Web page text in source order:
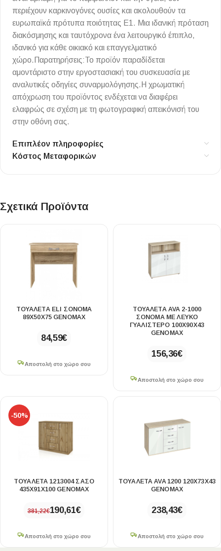
περιέχουν καρκινογόνες ουσίες και ακολουθούν τα
ευρωπαϊκά πρότυπα ποιότητας Ε1. Μια ιδανική πρόταση
διακόσμησης και ταυτόχρονα ένα λειτουργικό έπιπλο,
ιδανικό για κάθε οικιακό και επαγγελματικό
χώρο.Παρατηρήσεις:Το προϊόν παραδίδεται
αμοντάριστο στην εργοστασιακή του συσκευασία με
αναλυτικές οδηγίες συναρμολόγησης.Η χρωματική
απόχρωση του προϊόντος ενδέχεται να διαφέρει
ελαφρώς σε σχέση με τη φωτογραφική απεικόνισή του
στην οθόνη σας.
Επιπλέον πληροφορίες
Κόστος Μεταφορικών
Σχετικά Προϊόντα
ΤΟΥΑΛΈΤΑ ELI ΣΌΝΟΜΑ
89X50X75 GENOMAX
84,59€
Αποστολή στο χώρο σου
ΤΟΥΑΛΈΤΑ AVA 2-1000
ΣΌΝΟΜΑ ΜΕ ΛΕΥΚΌ
ΓΥΑΛΙΣΤΕΡΌ 100X90X43
GENOMAX
156,36€
Αποστολή στο χώρο σου
-50%
ΤΟΥΑΛΈΤΑ 1213004 ΣΑΣΌ
435X91X100 GENOMAX
381,22€190,61€
Αποστολή στο χώρο σου
ΤΟΥΑΛΈΤΑ AVA 1200 120X73X43
GENOMAX
238,43€
Αποστολή στο χώρο σου